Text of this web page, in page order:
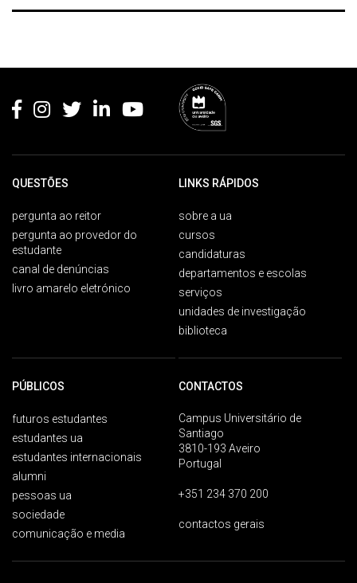
QUESTÕES
pergunta ao reitor
pergunta ao provedor do
estudante
canal de denúncias
livro amarelo eletrónico
LINKS RÁPIDOS
sobre a ua
cursos
candidaturas
departamentos e escolas
serviços
unidades de investigação
biblioteca
PÚBLICOS
futuros estudantes
estudantes ua
estudantes internacionais
alumni
pessoas ua
sociedade
comunicação e media
CONTACTOS
Campus Universitário de
Santiago
3810-193 Aveiro
Portugal
+351 234 370 200
contactos gerais